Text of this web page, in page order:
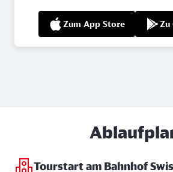
Zum App Store Zu
Tourstart am Bahnhof